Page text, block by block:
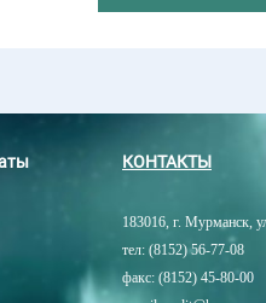
КОНТАКТЫ
183016, г. Мурманск,
тел: (8152) 56-77-08
факс: (8152) 45-80-00